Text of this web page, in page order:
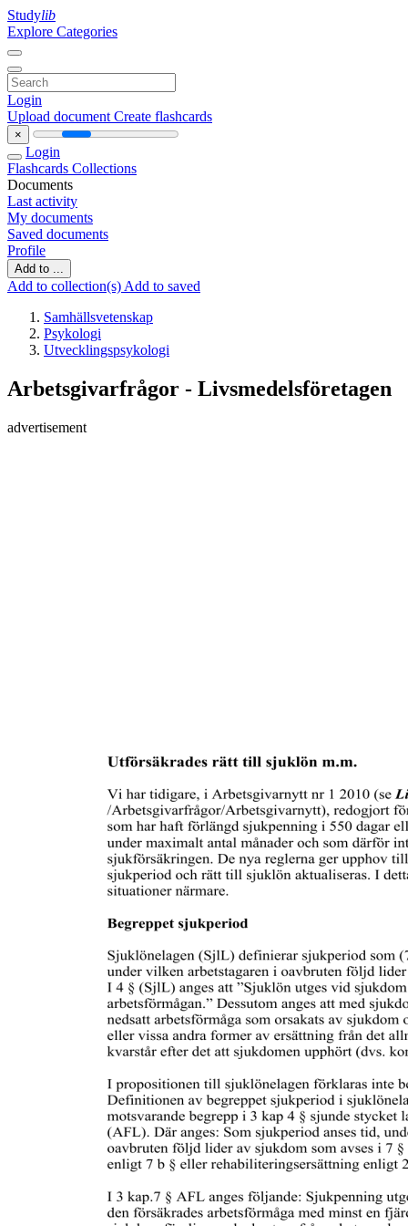
Studylib
Explore Categories
Login
Upload document Create flashcards
×
Login
Flashcards Collections
Documents
Last activity
My documents
Saved documents
Profile
Add to ...
Add to collection(s) Add to saved
Samhällsvetenskap
Psykologi
Utvecklingspsykologi
Arbetsgivarfrågor - Livsmedelsföretagen
advertisement